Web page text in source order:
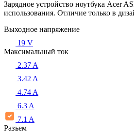
Зарядное устройство ноутбука Acer
использования. Отличие только в
Выходное напряжение
19 V
Максимальный ток
2.37 A
3.42 A
4.74 A
6.3 A
7.1 A
Разъем